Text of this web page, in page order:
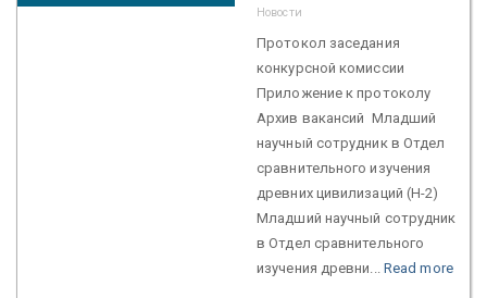
Новости
Протокол заседания
конкурсной комиссии
Приложение к протоколу
Архив вакансий Младший
научный сотрудник в Отдел
сравнительного изучения
древних цивилизаций (Н-2)
Младший научный сотрудник
в Отдел сравнительного
изучения древни... Read more